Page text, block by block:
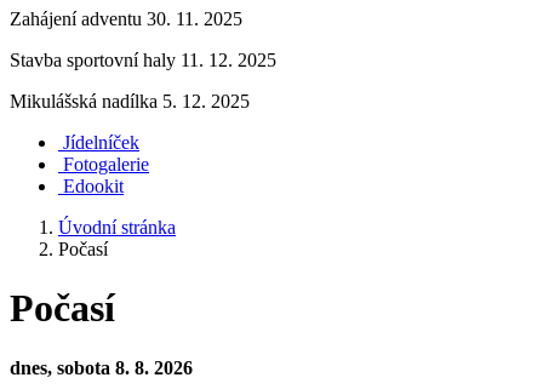
Zahájení adventu 30. 11. 2025
Stavba sportovní haly 11. 12. 2025
Mikulášská nadílka 5. 12. 2025
Jídelníček
Fotogalerie
Edookit
Úvodní stránka
Počasí
Počasí
dnes, sobota 8. 8. 2026